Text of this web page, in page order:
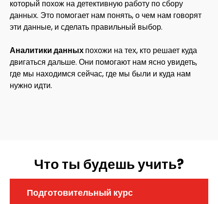
который похож на детективную работу по сбору
данных. Это помогает нам понять, о чем нам говорят
эти данные, и сделать правильный выбор.
Аналитики данныхпохожи на тех, кто решает куда
двигаться дальше. Они помогают нам ясно увидеть,
где мы находимся сейчас, где мы были и куда нам
нужно идти.
Что ты будешь учить?
Подготовительный курс